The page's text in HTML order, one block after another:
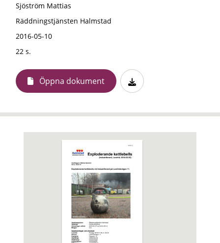
Sjöström Mattias
Räddningstjänsten Halmstad
2016-05-10
22 s.
Öppna dokument